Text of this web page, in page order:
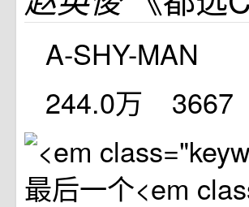
A-SHY-MAN
244.0万
3667